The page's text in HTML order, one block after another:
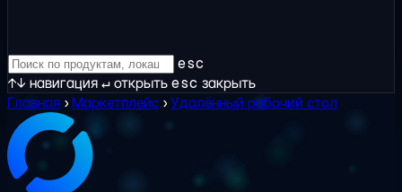
esc
↑↓ навигация↵открытьesc закрыть
Главная ›Маркетплейс ›Удалённый рабочий стол